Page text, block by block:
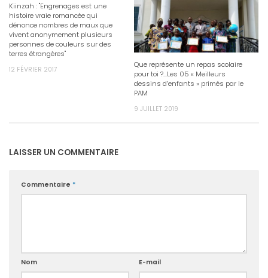
Kiinzah : "Engrenages est une
histoire vraie romancée qui
dénonce nombres de maux que
vivent anonymement plusieurs
personnes de couleurs sur des
terres étrangères"
12 FÉVRIER 2017
Que représente un repas scolaire
pour toi ?…Les 05 « Meilleurs
dessins d’enfants » primés par le
PAM
9 JUILLET 2019
LAISSER UN COMMENTAIRE
Commentaire *
Nom E-mail